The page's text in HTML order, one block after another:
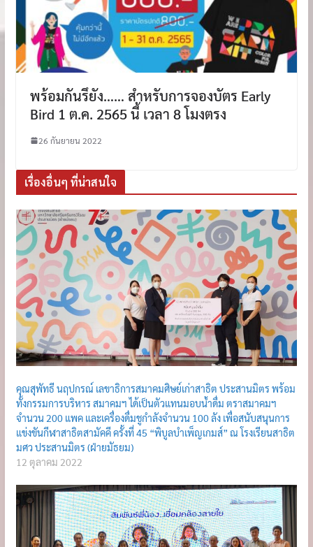
พร้อมกันรึยัง…… สำหรับการจองบัตร Early
Bird 1 ต.ค. 2565 นี้ เวลา 8 โมงตรง
26 กันยายน 2022
เรื่องอื่นๆ ที่น่าสนใจ
คุณสุพัทธี นฤปกรณ์ เลขาธิการสมาคมศิษย์เก่าสาธิต ประสานมิตร พร้อม
ทั้งกรรมการบริหาร สมาคมฯ ได้เป็นตัวแทนมอบน้ำดื่ม ตราสมาคมฯ
จำนวน 200 แพค และเครื่องดื่มชูกำลังจำนวน 100 ลัง เพื่อสนับสนุนการ
แข่งขันกีฬาสาธิตสามัคคี ครั้งที่ 45 “พิบูลบำเพ็ญเกมส์” ณ โรงเรียนสาธิต
มศว ประสานมิตร (ฝ่ายมัธยม)
12 ตุลาคม 2022